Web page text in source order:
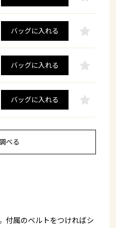
バッグに入れる
バッグに入れる
バッグに入れる
べる
付属のベルトをつければシ